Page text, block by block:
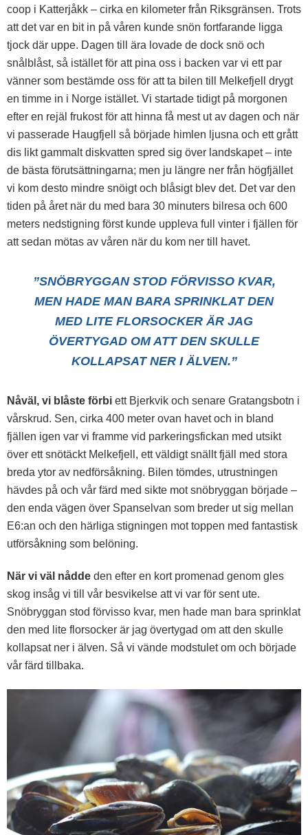
coop i Katterjåkk – cirka en kilometer från Riksgränsen. Trots
att det var en bit in på våren kunde snön fortfarande ligga
tjock där uppe. Dagen till ära lovade de dock snö och
snålblåst, så istället för att pina oss i backen var vi ett par
vänner som bestämde oss för att ta bilen till Melkefjell drygt
en timme in i Norge istället. Vi startade tidigt på morgonen
efter en rejäl frukost för att hinna få mest ut av dagen och när
vi passerade Haugfjell så började himlen ljusna och ett grått
dis likt gammalt diskvatten spred sig över landskapet – inte
de bästa förutsättningarna; men ju längre ner från högfjället
vi kom desto mindre snöigt och blåsigt blev det. Det var den
tiden på året när du med bara 30 minuters bilresa och 600
meters nedstigning först kunde uppleva full vinter i fjällen för
att sedan mötas av våren när du kom ner till havet.
”SNÖBRYGGAN STOD FÖRVISSO KVAR,
MEN HADE MAN BARA SPRINKLAT DEN
MED LITE FLORSOCKER ÄR JAG
ÖVERTYGAD OM ATT DEN SKULLE
KOLLAPSAT NER I ÄLVEN.”
Nåväl, vi blåste förbi ett Bjerkvik och senare Gratangsbotn i
vårskrud. Sen, cirka 400 meter ovan havet och in bland
fjällen igen var vi framme vid parkeringsfickan med utsikt
över ett snötäckt Melkefjell, ett väldigt snällt fjäll med stora
breda ytor av nedförsåkning. Bilen tömdes, utrustningen
hävdes på och vår färd med sikte mot snöbryggan började –
den enda vägen över Spanselvan som breder ut sig mellan
E6:an och den härliga stigningen mot toppen med fantastisk
utförsåkning som belöning.
När vi väl nådde den efter en kort promenad genom gles
skog insåg vi till vår besvikelse att vi var för sent ute.
Snöbryggan stod förvisso kvar, men hade man bara sprinklat
den med lite florsocker är jag övertygad om att den skulle
kollapsat ner i älven. Så vi vände modstulet om och började
vår färd tillbaka.